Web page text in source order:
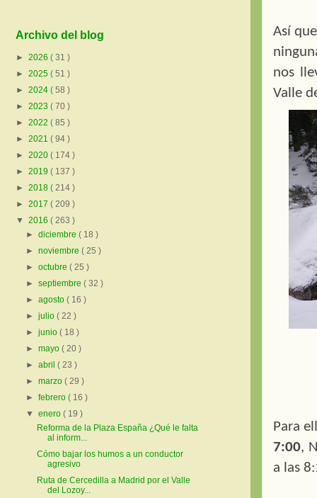
Así
nos
Valle
Para
7:00,
a las
Archivo del blog
► 2026 ( 31 )
► 2025 ( 51 )
► 2024 ( 58 )
► 2023 ( 70 )
► 2022 ( 85 )
► 2021 ( 94 )
► 2020 ( 174 )
► 2019 ( 137 )
► 2018 ( 214 )
► 2017 ( 209 )
▼ 2016 ( 263 )
►diciembre( 18 )
►noviembre( 25 )
►octubre( 25 )
►septiembre( 32 )
►agosto( 16 )
►julio( 22 )
►junio( 18 )
►mayo( 20 )
►abril( 23 )
►marzo( 29 )
►febrero( 16 )
▼enero( 19 )
Reforma de la Plaza España ¿Qué le falta
al inform...
Cómo bajar los humos a un conductor
agresivo
Ruta de Cercedilla a Madrid por el Valle
del Lozoy...